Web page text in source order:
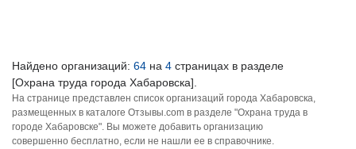
Найдено организаций: 64 на 4 страницах в разделе
[Охрана труда города Хабаровска].
На странице представлен список организаций города Хабаровска,
размещенных в каталоге Отзывы.com в разделе "Охрана труда в
городе Хабаровске". Вы можете добавить организацию
совершенно бесплатно, если не нашли ее в справочнике.